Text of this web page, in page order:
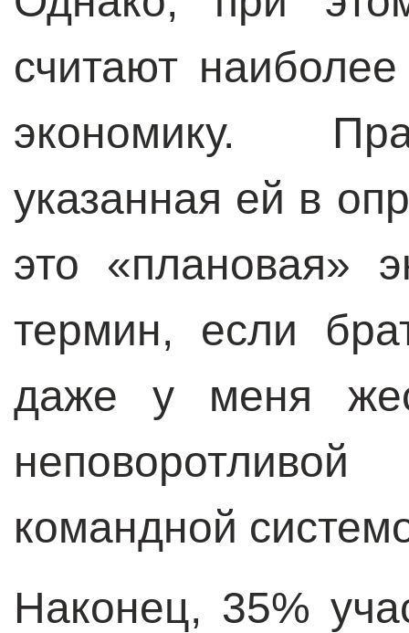
считают
экономику.
указанная ей в
это «плановая»
термин, если
даже у меня
командной
Наконец, 35%